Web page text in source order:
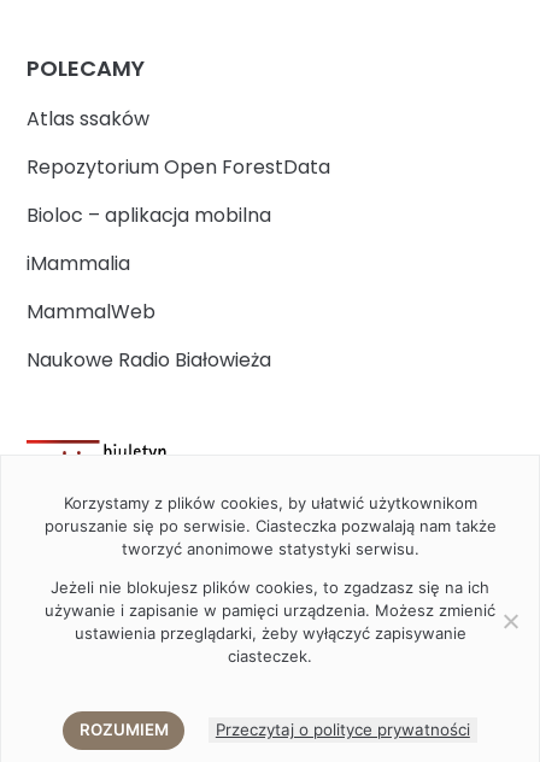
POLECAMY
Atlas ssaków
Repozytorium Open ForestData
Bioloc – aplikacja mobilna
iMammalia
MammalWeb
Naukowe Radio Białowieża
Designed and developed by
Korzystamy z plików cookies, by ułatwić użytkownikom
poruszanie się po serwisie. Ciasteczka pozwalają nam także
tworzyć anonimowe statystyki serwisu.
Jeżeli nie blokujesz plików cookies, to zgadzasz się na ich
używanie i zapisanie w pamięci urządzenia. Możesz zmienić
ustawienia przeglądarki, żeby wyłączyć zapisywanie
ciasteczek.
ROZUMIEM Przeczytaj o polityce prywatności